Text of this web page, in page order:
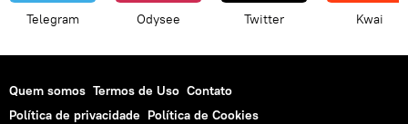
Telegram Odysee Twitter Kwai
Quem somos Termos de Uso Contato
Política de privacidade Política de Cookies